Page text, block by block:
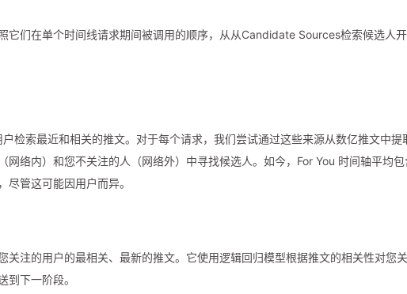
它们在单个时间线请求期间被调用的顺序，从从Candidate Sources检索候选人开
检索最近和相关的推文。对于每个请求，我们尝试通过这些来源从数亿推文中提
络内）和您不关注的人（网络外）中寻找候选人。如今，For You 时间轴平均包
管这可能因用户而异。
关注的用户的最相关、最新的推文。它使用逻辑回归模型根据推文的相关性对您
到下一阶段。